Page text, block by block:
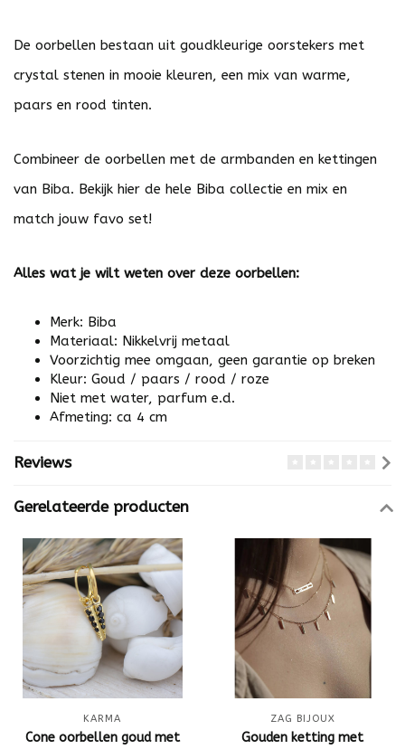
De oorbellen bestaan uit goudkleurige oorstekers met
crystal stenen in mooie kleuren, een mix van warme,
paars en rood tinten.
Combineer de oorbellen met de armbanden en kettingen
van Biba. Bekijk hier de hele Biba collectie en mix en
match jouw favo set!
Alles wat je wilt weten over deze oorbellen:
Merk: Biba
Materiaal: Nikkelvrij metaal
Voorzichtig mee omgaan, geen garantie op breken
Kleur: Goud / paars / rood / roze
Niet met water, parfum e.d.
Afmeting: ca 4 cm
Reviews
Gerelateerde producten
KARMA
Cone oorbellen goud met
ZAG BIJOUX
Gouden ketting met